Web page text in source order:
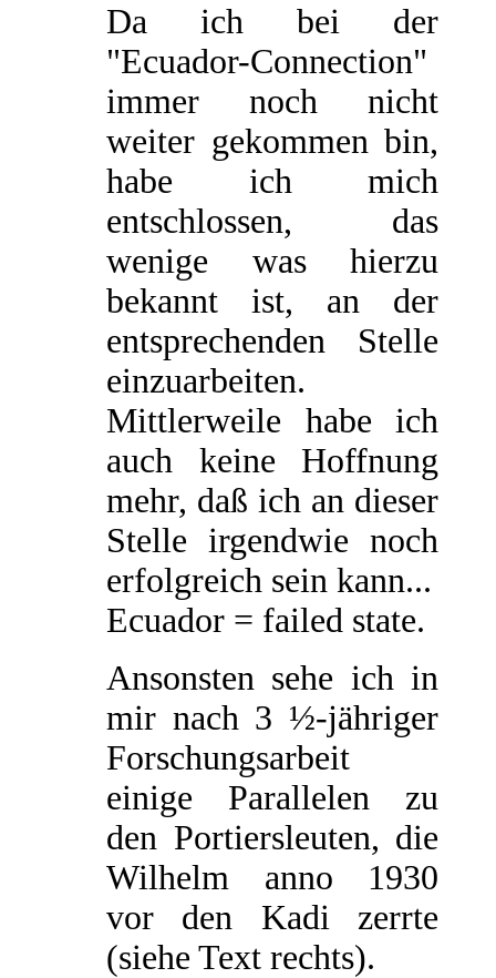
Da ich bei der
"Ecuador-Connection"
immer noch nicht
weiter gekommen bin,
habe ich mich
entschlossen, das
wenige was hierzu
bekannt ist, an der
entsprechenden Stelle
einzuarbeiten.
Mittlerweile habe ich
auch keine Hoffnung
mehr, daß ich an dieser
Stelle irgendwie noch
erfolgreich sein kann...
Ecuador = failed state.
Ansonsten sehe ich in
mir nach 3 ½-jähriger
Forschungsarbeit
einige Parallelen zu
den Portiersleuten, die
Wilhelm anno 1930
vor den Kadi zerrte
(siehe Text rechts).